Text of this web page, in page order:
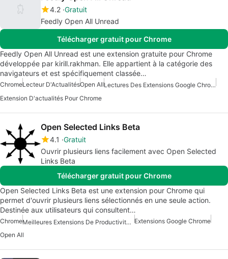
4.2 Gratuit
Feedly Open All Unread
Télécharger gratuit pour Chrome
Feedly Open All Unread est une extension gratuite pour Chrome
développée par kirill.rakhman. Elle appartient à la catégorie des
navigateurs et est spécifiquement classée…
ChromeLecteur D'ActualitésOpen All
Lectures Des Extensions Google Chrome
Extension D'actualités Pour Chrome
Open Selected Links Beta
4.1 Gratuit
Ouvrir plusieurs liens facilement avec Open Selected
Links Beta
Télécharger gratuit pour Chrome
Open Selected Links Beta est une extension pour Chrome qui
permet d'ouvrir plusieurs liens sélectionnés en une seule action.
Destinée aux utilisateurs qui consultent…
Chrome Meilleures Extensions De Productivité Pour Chrome Extensions Google Chrome
Open All